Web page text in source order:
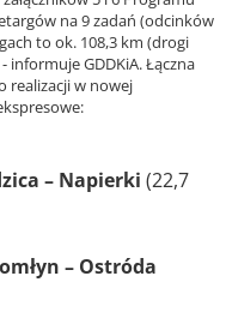
na 9 zadań (odcinków
to ok. 108,3 km (drogi
informuje GDDKiA. Łączna
realizacji w nowej
– Napierki (22,7
– Ostróda